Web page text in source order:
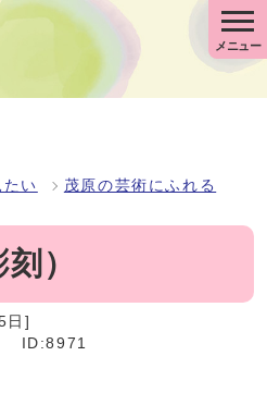
メニュー
たい 茂原の芸術にふれる
）
日]
ID:8971